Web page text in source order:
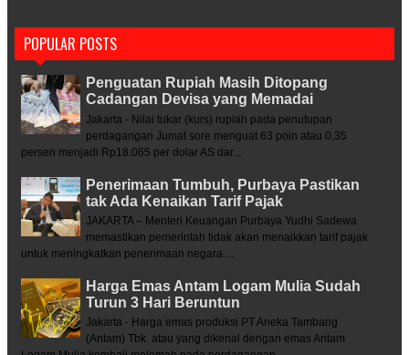
POPULAR POSTS
Penguatan Rupiah Masih Ditopang
Cadangan Devisa yang Memadai
Jakarta - Nilai tukar (kurs) rupiah pada penutupan
perdagangan Jumat sore menguat 63 poin atau 0,35
persen menjadi Rp18.065 per dolar AS dar...
Penerimaan Tumbuh, Purbaya Pastikan
tak Ada Kenaikan Tarif Pajak
JAKARTA – Menteri Keuangan Purbaya Yudhi Sadewa
memastikan pemerintah tidak akan menaikkan tarif pajak
untuk meningkatkan penerimaan negara....
Harga Emas Antam Logam Mulia Sudah
Turun 3 Hari Beruntun
Jakarta - Harga emas produksi PT Aneka Tambang
(Antam) Tbk. atau yang dikenal dengan emas Antam